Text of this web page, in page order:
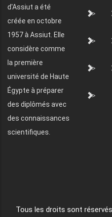
d'Assiut a été
créée en octobre
1957 à Assiut. Elle
considère comme
la première
université de Haute
Égypte à préparer
des diplômés avec
des connaissances
scientifiques.
">
">
">
">
Tous les droits sont